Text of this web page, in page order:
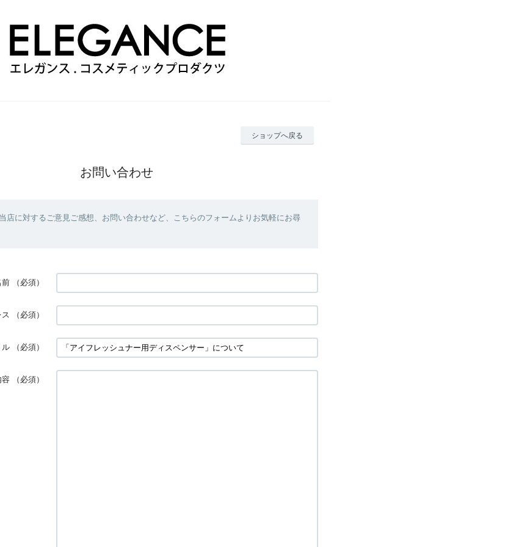
ショップへ戻る
お問い合わせ
店に対するご意見ご感想、お問い合わせなど、こちらのフォームよりお気軽にお尋
前 （必須）
ス （必須）
ル （必須）
（必須）